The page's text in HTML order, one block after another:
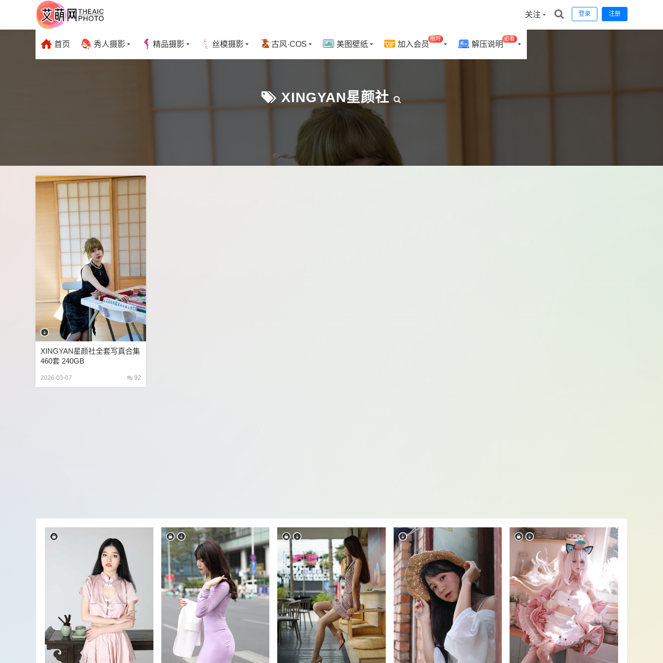
登录 注册
关注
首页 秀人摄影 精品摄影 丝模摄影 古风·COS 美图壁纸 加入会员
限时
解压说明
必看
XINGYAN星颜社
XINGYAN星颜社全套写真合集
460套 240GB
2026-03-07 92